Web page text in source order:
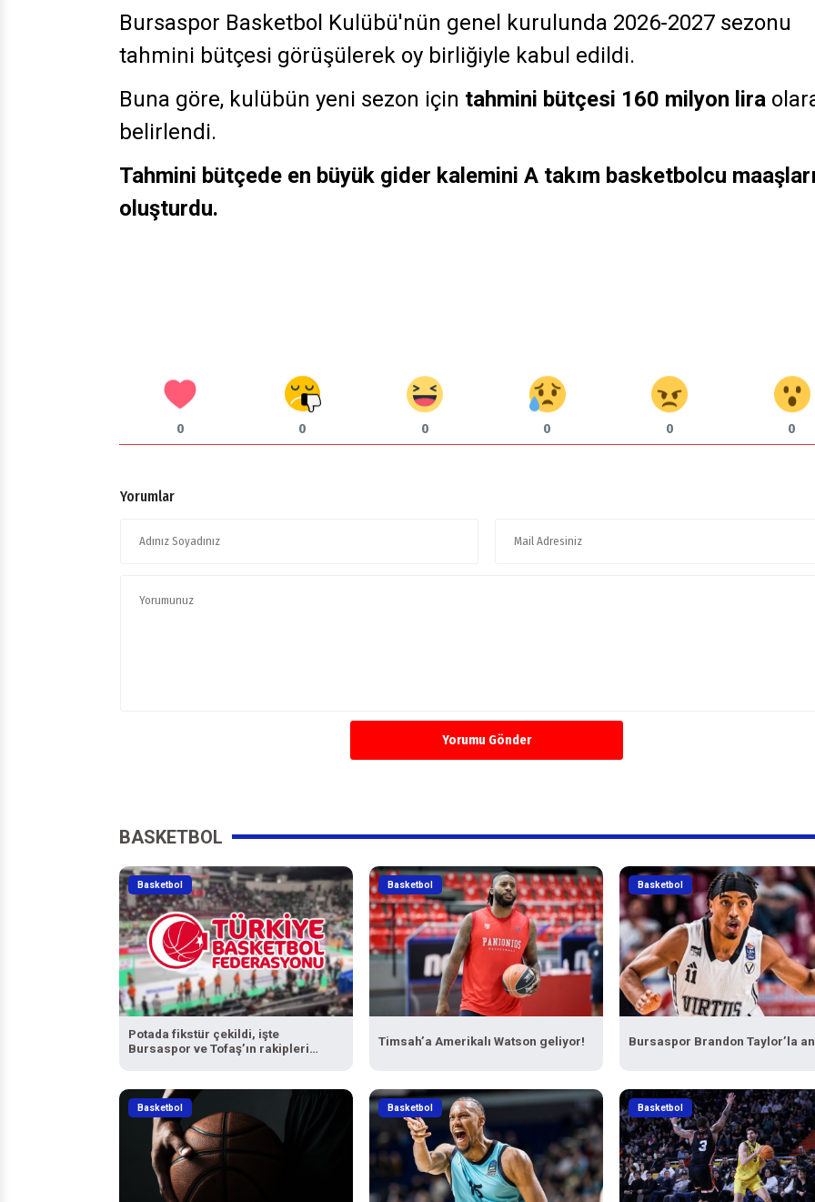
Bursaspor Basketbol Kulübü'nün genel kurulunda 2026-2027 sezonu
tahmini bütçesi görüşülerek oy birliğiyle kabul edildi.
Buna göre, kulübün yeni sezon için tahmini bütçesi 160 milyon lira
belirlendi.
Tahmini bütçede en büyük gider kalemini A takım basketbolcu
oluşturdu.
0 0 0 0 0 0
Yorumlar
Yorumu Gönder
BASKETBOL
Basketbol
Potada fikstür çekildi, işte
Bursaspor ve Tofaş’ın rakipleri…
Basketbol
Timsah’a Amerikalı Watson geliyor!
Basketbol
Bursaspor Brandon Taylor’la
Basketbol Basketbol Basketbol